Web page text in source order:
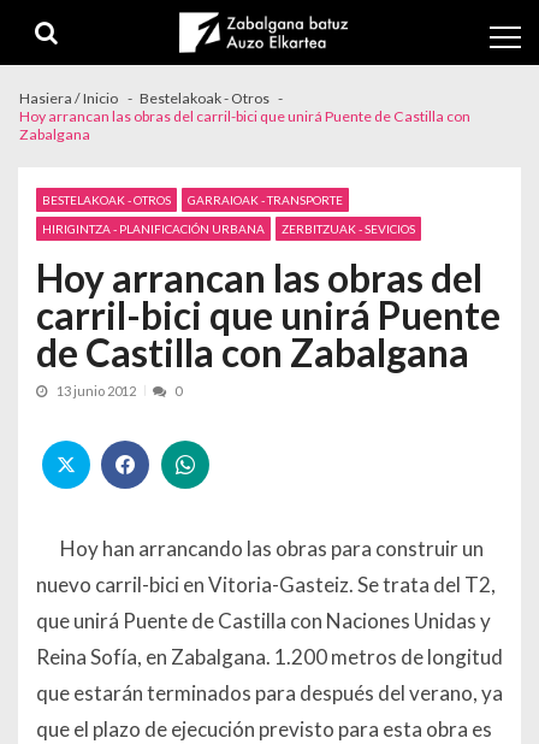
Hasiera / Inicio
Bestelakoak - Otros
Hoy arrancan las obras del carril-bici que unirá Puente de Castilla con
Zabalgana
BESTELAKOAK - OTROS
GARRAIOAK - TRANSPORTE
HIRIGINTZA - PLANIFICACIÓN URBANA
ZERBITZUAK - SEVICIOS
Hoy arrancan las obras del
carril-bici que unirá Puente
de Castilla con Zabalgana
13 junio 2012 0
Hoy han arrancando las obras para construir un
nuevo carril-bici en Vitoria-Gasteiz. Se trata del T2,
que unirá Puente de Castilla con Naciones Unidas y
Reina Sofía, en Zabalgana. 1.200 metros de longitud
que estarán terminados para después del verano, ya
que el plazo de ejecución previsto para esta obra es